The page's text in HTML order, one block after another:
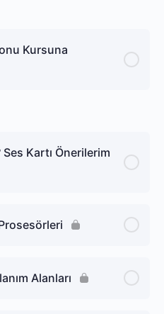
Kursuna
Ses Kartı Önerilerim
Alanları